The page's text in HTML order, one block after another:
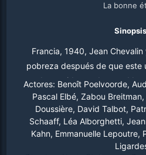
La bonne
Francia, 1940, Jean
pobreza después de que este
una buena idea… ¡desertar! La
Convencido de que a
tiene una idea brillante:
poder beneficiarse de la
para acceder a la zona
Actores: Benoît Poelvoorde,
Pascal Elbé, Zabou
Doussière, David Talbot,
Schaaff, Léa Alborghetti,
Kahn, Emmanuelle Lepoutre,